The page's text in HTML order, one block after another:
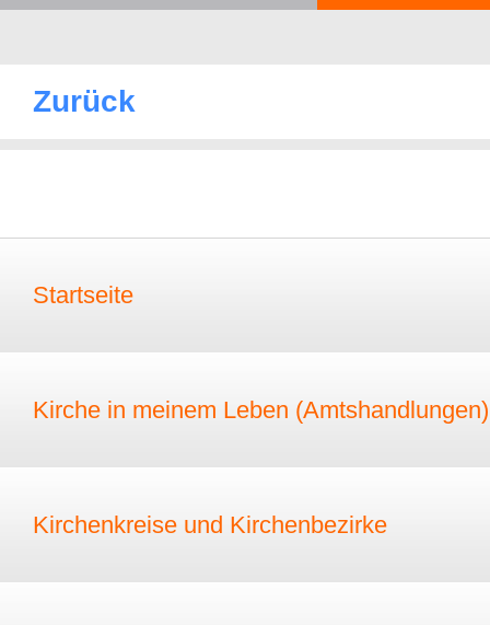
Zurück
Startseite
Kirche in meinem Leben (Amtshandlungen)
Kirchenkreise und Kirchenbezirke